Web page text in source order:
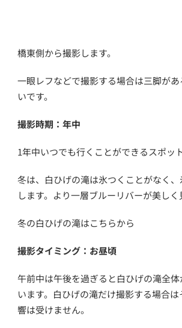
橋東側から撮影します。
一眼レフなどで撮影する場合は三脚が
いです。
撮影時期：年中
1年中いつでも行くことができるスポット
冬は、白ひげの滝は氷つくことがなく
します。より一層ブルーリバーが美しく
冬の白ひげの滝はこちらから
撮影タイミング：お昼頃
午前中は午後を過ぎると白ひげの滝全
います。白ひげの滝だけ撮影する場合
響は受けません。